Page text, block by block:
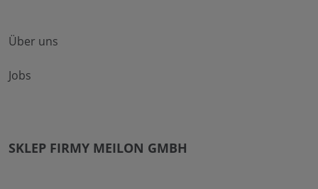
Über uns
Jobs
SKLEP FIRMY MEILON GMBH